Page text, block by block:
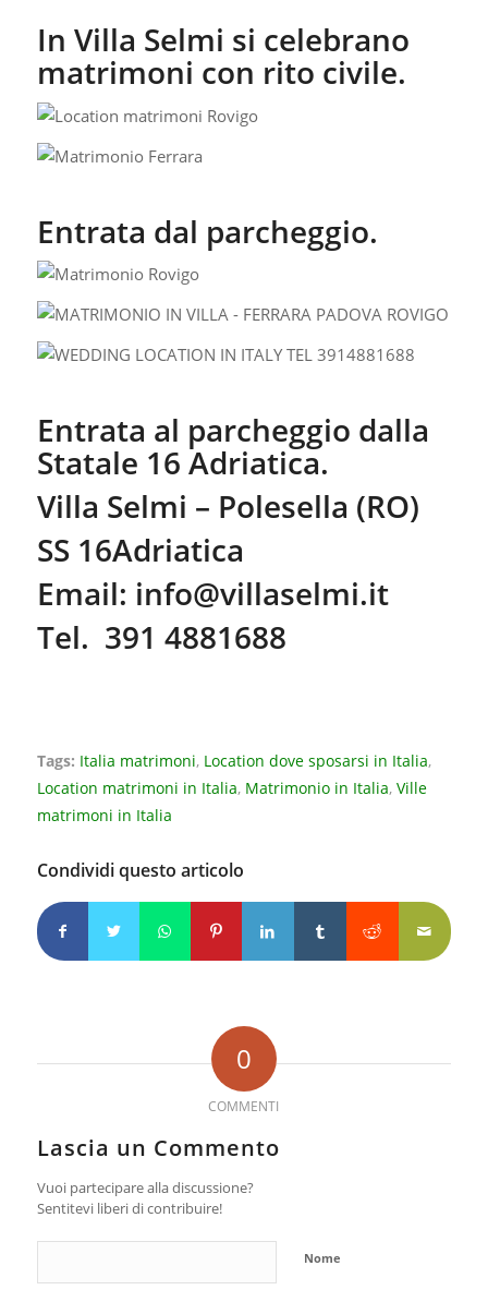
In Villa Selmi si celebrano
matrimoni con rito civile.
Entrata dal parcheggio.
Entrata al parcheggio dalla
Statale 16 Adriatica.
Villa Selmi – Polesella (RO)
SS 16Adriatica
Email: info@villaselmi.it
Tel. 391 4881688
Tags: Italia matrimoni, Location dove sposarsi in Italia,
Location matrimoni in Italia, Matrimonio in Italia, Ville
matrimoni in Italia
Condividi questo articolo
0
COMMENTI
Lascia un Commento
Vuoi partecipare alla discussione?
Sentitevi liberi di contribuire!
Nome